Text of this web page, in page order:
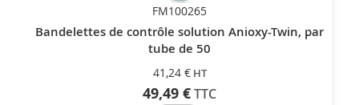
FM100265
Bandelettes de contrôle solution Anioxy-Twin, par
tube de 50
41,24 €
49,49 €